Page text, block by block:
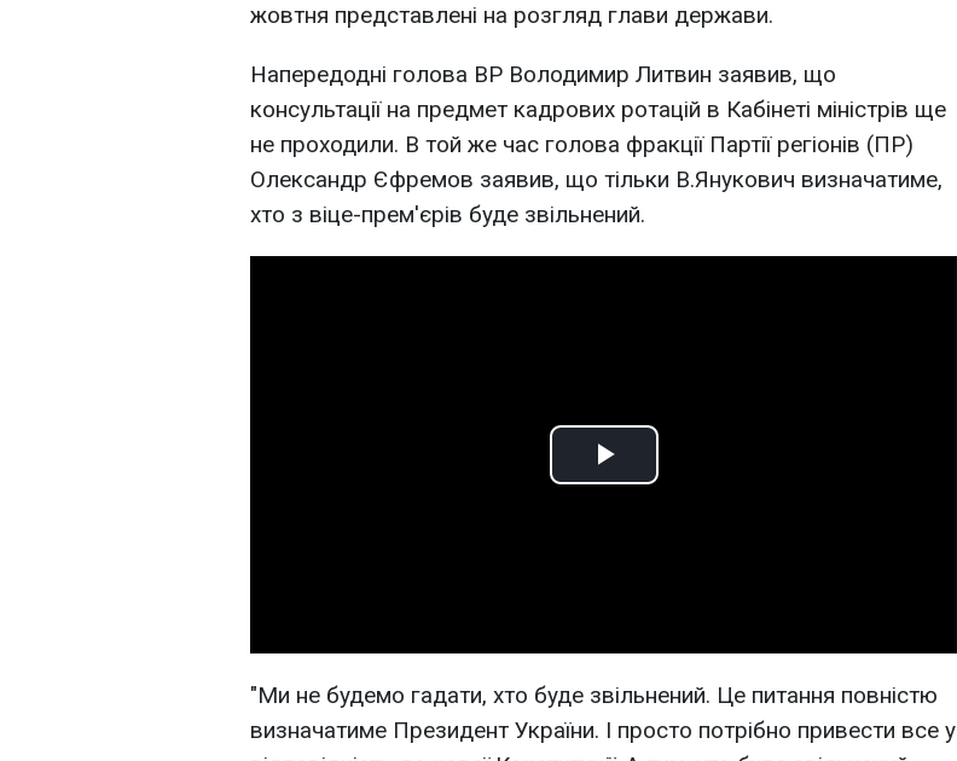
жовтня представлені на розгляд глави держави.
Напередодні голова ВР Володимир Литвин заявив, що
консультації на предмет кадрових ротацій в Кабінеті міністрів ще
не проходили. В той же час голова фракції Партії регіонів (ПР)
Олександр Єфремов заявив, що тільки В.Янукович визначатиме,
хто з віце-прем'єрів буде звільнений.
Play
"Ми не будемо гадати, хто буде звільнений. Це питання повністю
визначатиме Президент України. І просто потрібно привести все у